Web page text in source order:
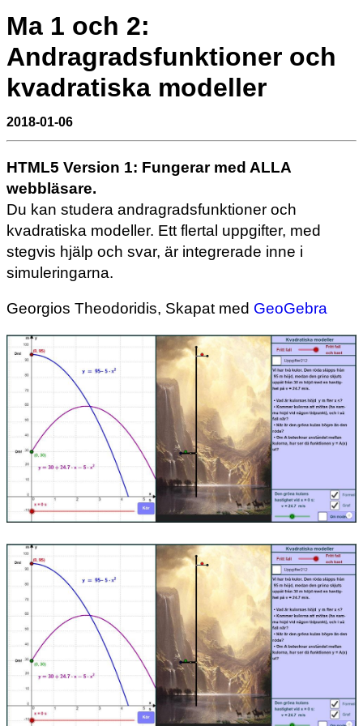
Ma 1 och 2:
Andragradsfunktioner och
kvadratiska modeller
2018-01-06
HTML5 Version 1: Fungerar med ALLA
webbläsare.
Du kan studera andragradsfunktioner och
kvadratiska modeller. Ett flertal uppgifter, med
stegvis hjälp och svar, är integrerade inne i
simuleringarna.
Georgios Theodoridis, Skapat med GeoGebra